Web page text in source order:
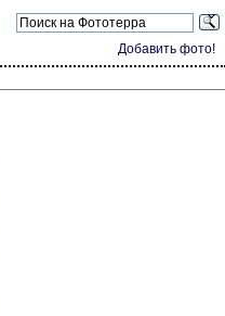
Добавить фото!